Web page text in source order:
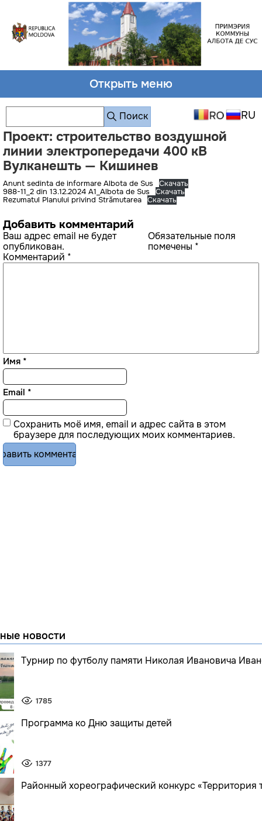
Открыть меню
Поиск
Проект: строительство воздушной
линии электропередачи 400 кВ
Вулканешть — Кишинев
Anunt sedinta de informare Albota de Sus
Скачать
988-11_2 din 13.12.2024 A1_Albota de Sus
Скачать
Rezumatul Planului privind Strămutarea
Скачать
Добавить комментарий
Ваш адрес email не будет
опубликован.
Обязательные поля
помечены *
Комментарий *
Имя *
Email *
Сохранить моё имя, email и адрес сайта в этом
браузере для последующих моих комментариев.
новости
Турнир по футболу памяти Николая Ивановича
1785
Программа ко Дню защиты детей
1377
Районный хореографический конкурс «Территория